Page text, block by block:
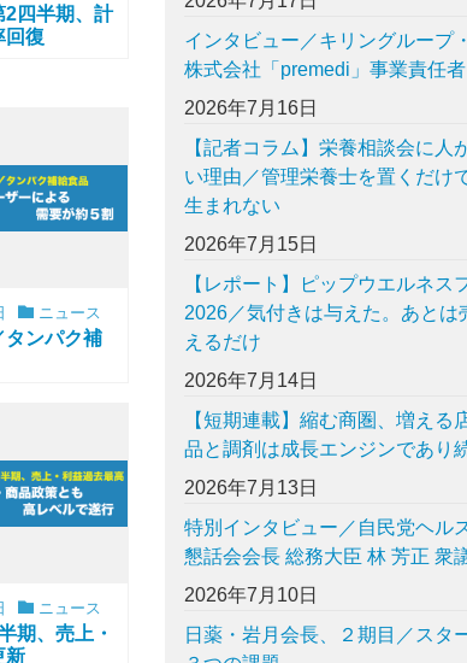
2四半期、計
回復
ニュース
タンパク補
ニュース
期、売上・
新
インタビュー／キリングループ
株式会社「premedi」事業責任
2026年7月16日
【記者コラム】栄養相談会に人
い理由／管理栄養士を置くだけ
生まれない
2026年7月15日
【レポート】ピップウエルネス
2026／気付きは与えた。あとは
えるだけ
2026年7月14日
【短期連載】縮む商圏、増える
品と調剤は成長エンジンであり
2026年7月13日
特別インタビュー／自民党ヘル
懇話会会長 総務大臣 林 芳正 衆
2026年7月10日
日薬・岩月会長、２期目／スタ